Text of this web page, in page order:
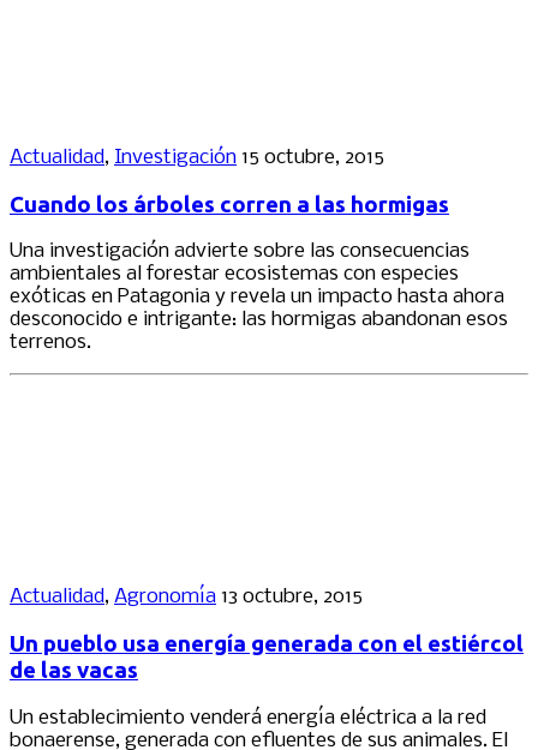
Actualidad, Investigación 15 octubre, 2015
Cuando los árboles corren a las hormigas
Una investigación advierte sobre las consecuencias
ambientales al forestar ecosistemas con especies
exóticas en Patagonia y revela un impacto hasta ahora
desconocido e intrigante: las hormigas abandonan esos
terrenos.
Actualidad, Agronomía 13 octubre, 2015
Un pueblo usa energía generada con el estiércol
de las vacas
Un establecimiento venderá energía eléctrica a la red
bonaerense, generada con efluentes de sus animales. El